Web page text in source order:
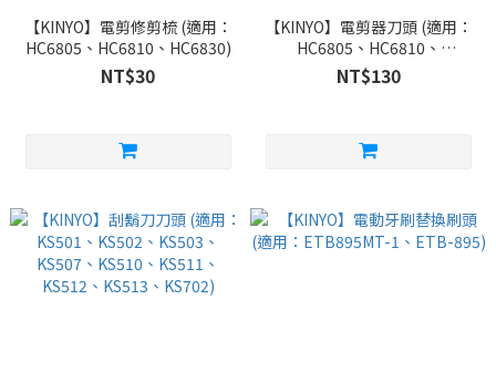
【KINYO】電剪修剪梳 (適用：
HC6805、HC6810、HC6830)
NT$30
【KINYO】電剪器刀頭 (適用：
HC6805、HC6810、
HC6820、HC6830)
NT$130